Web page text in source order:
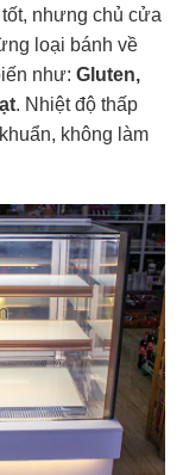
nhưng chủ cửa
loại bánh về
như: Gluten,
. Nhiệt độ thấp
không làm